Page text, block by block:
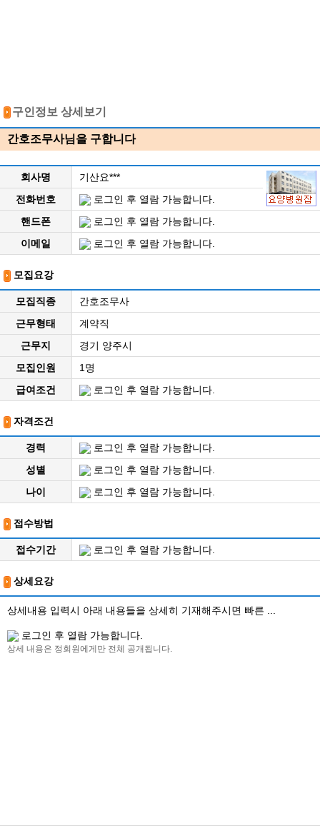
구인정보 상세보기
간호조무사님을 구합니다
회사명
기산요***
전화번호
로그인 후 열람 가능합니다.
핸드폰
로그인 후 열람 가능합니다.
이메일
로그인 후 열람 가능합니다.
모집요강
모집직종
간호조무사
근무형태
계약직
근무지
경기 양주시
모집인원
1명
급여조건
로그인 후 열람 가능합니다.
자격조건
경력
로그인 후 열람 가능합니다.
성별
로그인 후 열람 가능합니다.
나이
로그인 후 열람 가능합니다.
접수방법
접수기간 로그인 후 열람 가능합니다.
상세요강
상세내용 입력시 아래 내용들을 상세히 기재해주시면 빠른 ...
로그인 후 열람 가능합니다.
상세 내용은 정회원에게만 전체 공개됩니다.